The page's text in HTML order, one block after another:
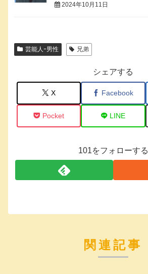
2024年10月11日
芸能人ｰ男性 兄弟
シェアする
X Facebook
Pocket LINE
101をフォローする
関連記事